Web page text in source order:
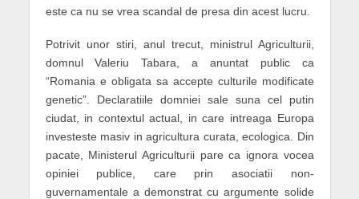
este ca nu se vrea scandal de presa din acest lucru.
Potrivit unor stiri, anul trecut, ministrul Agriculturii,
domnul Valeriu Tabara, a anuntat public ca
“Romania e obligata sa accepte culturile modificate
genetic”. Declaratiile domniei sale suna cel putin
ciudat, in contextul actual, in care intreaga Europa
investeste masiv in agricultura curata, ecologica. Din
pacate, Ministerul Agriculturii pare ca ignora vocea
opiniei publice, care prin asociatii non-
guvernamentale a demonstrat cu argumente solide